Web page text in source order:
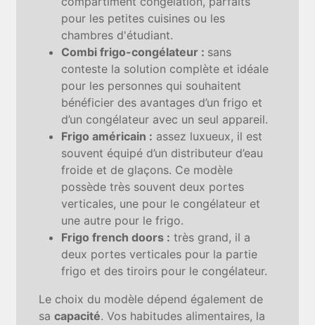
pour les petites cuisines ou les
chambres d'étudiant.
Combi frigo-congélateur : sans
conteste la solution complète et idéale
pour les personnes qui souhaitent
bénéficier des avantages d’un frigo et
d’un congélateur avec un seul appareil.
Frigo américain : assez luxueux, il est
souvent équipé d’un distributeur d’eau
froide et de glaçons. Ce modèle
possède très souvent deux portes
verticales, une pour le congélateur et
une autre pour le frigo.
Frigo french doors : très grand, il a
deux portes verticales pour la partie
frigo et des tiroirs pour le congélateur.
Le choix du modèle dépend également de
sacapacité. Vos habitudes alimentaires, la